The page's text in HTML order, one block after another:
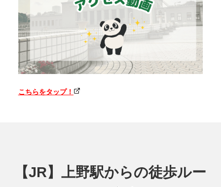
こちらをタップ！
【JR】上野駅からの徒歩ルー